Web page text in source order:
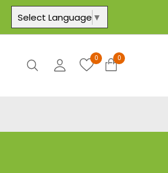
Select Language ▼
Axtar Hesabım
0 0